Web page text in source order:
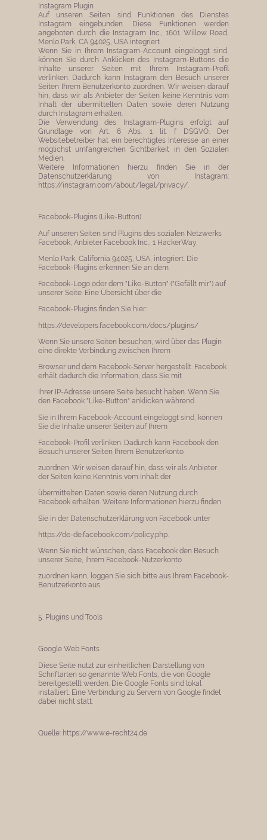
Instagram Plugin
Auf unseren Seiten sind Funktionen des Dienstes
Instagram eingebunden. Diese Funktionen werden
angeboten durch die Instagram Inc., 1601 Willow Road,
Menlo Park, CA 94025, USA integriert.
Wenn Sie in Ihrem Instagram-Account eingeloggt sind,
können Sie durch Anklicken des Instagram-Buttons die
Inhalte unserer Seiten mit Ihrem Instagram-Profil
verlinken. Dadurch kann Instagram den Besuch unserer
Seiten Ihrem Benutzerkonto zuordnen. Wir weisen darauf
hin, dass wir als Anbieter der Seiten keine Kenntnis vom
Inhalt der übermittelten Daten sowie deren Nutzung
durch Instagram erhalten.
Die Verwendung des Instagram-Plugins erfolgt auf
Grundlage von Art. 6 Abs. 1 lit. f DSGVO. Der
Websitebetreiber hat ein berechtigtes Interesse an einer
möglichst umfangreichen Sichtbarkeit in den Sozialen
Medien.
Weitere Informationen hierzu finden Sie in der
Datenschutzerklärung von Instagram:
https://instagram.com/about/legal/privacy/.
Facebook-Plugins (Like-Button)
Auf unseren Seiten sind Plugins des sozialen Netzwerks
Facebook, Anbieter Facebook Inc., 1 HackerWay,
Menlo Park, California 94025, USA, integriert. Die
Facebook-Plugins erkennen Sie an dem
Facebook-Logo oder dem "Like-Button" ("Gefällt mir") auf
unserer Seite. Eine Übersicht über die
Facebook-Plugins finden Sie hier:
https://developers.facebook.com/docs/plugins/
Wenn Sie unsere Seiten besuchen, wird über das Plugin
eine direkte Verbindung zwischen Ihrem
Browser und dem Facebook-Server hergestellt. Facebook
erhält dadurch die Information, dass Sie mit
Ihrer IP-Adresse unsere Seite besucht haben. Wenn Sie
den Facebook "Like-Button" anklicken während
Sie in Ihrem Facebook-Account eingeloggt sind, können
Sie die Inhalte unserer Seiten auf Ihrem
Facebook-Profil verlinken. Dadurch kann Facebook den
Besuch unserer Seiten Ihrem Benutzerkonto
zuordnen. Wir weisen darauf hin, dass wir als Anbieter
der Seiten keine Kenntnis vom Inhalt der
übermittelten Daten sowie deren Nutzung durch
Facebook erhalten. Weitere Informationen hierzu finden
Sie in der Datenschutzerklärung von Facebook unter
https://de-de.facebook.com/policy.php.
Wenn Sie nicht wünschen, dass Facebook den Besuch
unserer Seite, Ihrem Facebook-Nutzerkonto
zuordnen kann, loggen Sie sich bitte aus Ihrem Facebook-
Benutzerkonto aus.
5. Plugins und Tools
Google Web Fonts
Diese Seite nutzt zur einheitlichen Darstellung von
Schriftarten so genannte Web Fonts, die von Google
bereitgestellt werden. Die Google Fonts sind lokal
installiert. Eine Verbindung zu Servern von Google findet
dabei nicht statt.
Quelle: https://www.e-recht24.de